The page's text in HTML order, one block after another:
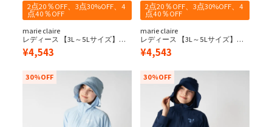
2点20％OFF、3点30%OFF、4
点40％OFF
marie claire
レディース 【3L～5Lサイズ】ウ
エスト切替UVジャケット
¥4,543
2点20％OFF、3点30%OFF、4
点40％OFF
marie claire
レディース 【3L～5Lサイズ】帽
子付きUVパーカー
¥4,543
30%OFF 30%OFF